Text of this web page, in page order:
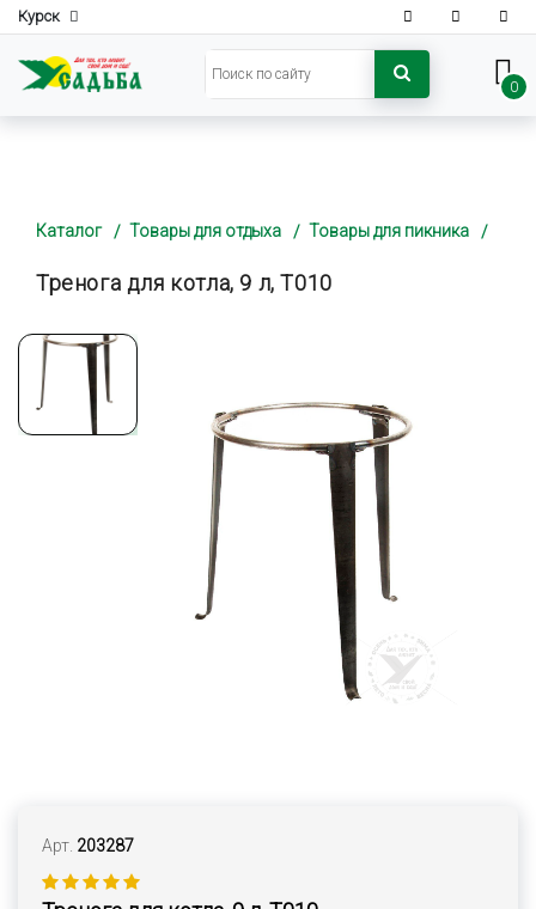
Курск
0
Каталог Товары для отдыха Товары для пикника
Тренога для котла, 9 л, Т010
Арт. 203287